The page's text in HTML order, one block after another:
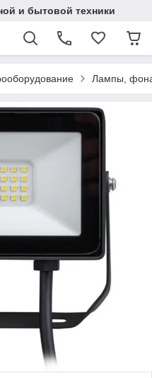
и бытовой техники
Лампы,